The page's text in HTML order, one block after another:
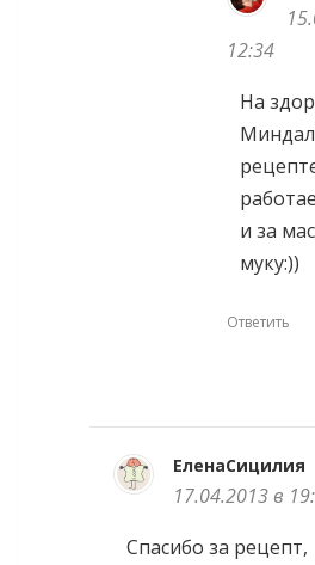
12:34
На
и за
муку:))
Ответить
ЕленаСицилия
17.04.2013 в
Спасибо за рецепт,